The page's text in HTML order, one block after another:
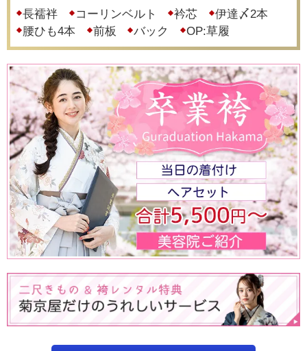
長襦袢 コーリンベルト 衿芯
伊達〆2本
腰ひも4本
前板 バック OP:草履